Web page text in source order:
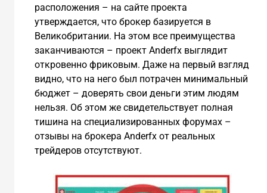
расположения – на сайте проекта
утверждается, что брокер базируется в
Великобритании. На этом все преимущества
заканчиваются – проект Аnderfx выглядит
откровенно фриковым. Даже на первый взгляд
видно, что на него был потрачен минимальный
бюджет – доверять свои деньги этим людям
нельзя. Об этом же свидетельствует полная
тишина на специализированных форумах –
отзывы на брокера Аnderfx от реальных
трейдеров отсутствуют.